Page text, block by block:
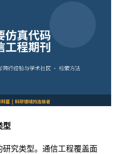
型
究类型。通信工程覆盖面